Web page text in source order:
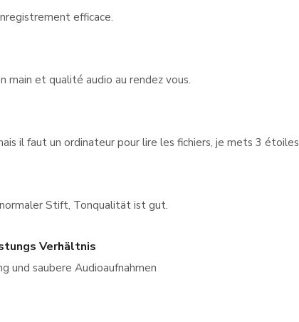
efficace.
main et qualité audio au rendez vous.
il faut un ordinateur pour lire les fichiers, je mets 3 étoiles
Stift, Tonqualität ist gut.
Verhältnis
und saubere Audioaufnahmen